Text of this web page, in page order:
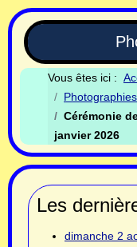
Vous êtes ici :
Cérémonie
janvier 2026
Les
dimanche 2